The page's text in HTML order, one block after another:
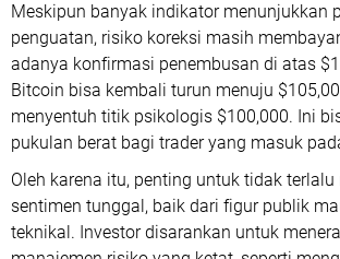
Meskipun banyak indikator menunjukkan
penguatan, risiko koreksi masih
adanya konfirmasi penembusan di atas
Bitcoin bisa kembali turun menuju
menyentuh titik psikologis $100,000. Ini
pukulan berat bagi trader yang masuk
Oleh karena itu, penting untuk tidak
sentimen tunggal, baik dari figur publik
teknikal. Investor disarankan untuk